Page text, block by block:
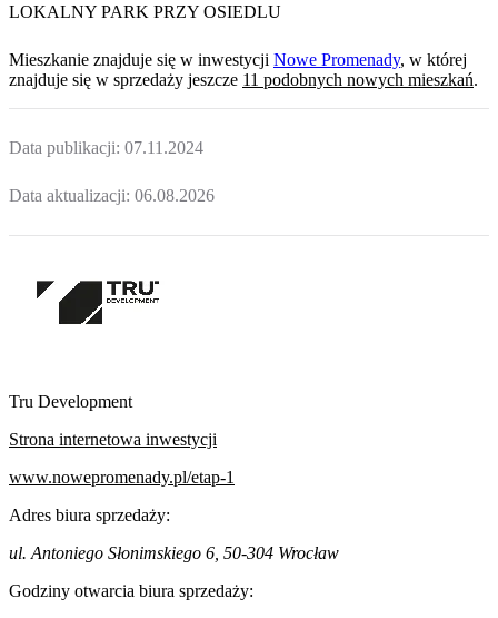
LOKALNY PARK PRZY OSIEDLU
Mieszkanie znajduje się w inwestycji Nowe Promenady, w której
znajduje się w sprzedaży jeszcze 11 podobnych nowych mieszkań.
Data publikacji: 07.11.2024
Data aktualizacji: 06.08.2026
Tru Development
Strona internetowa inwestycji
www.nowepromenady.pl/etap-1
Adres biura sprzedaży:
ul. Antoniego Słonimskiego 6, 50-304 Wrocław
Godziny otwarcia biura sprzedaży: